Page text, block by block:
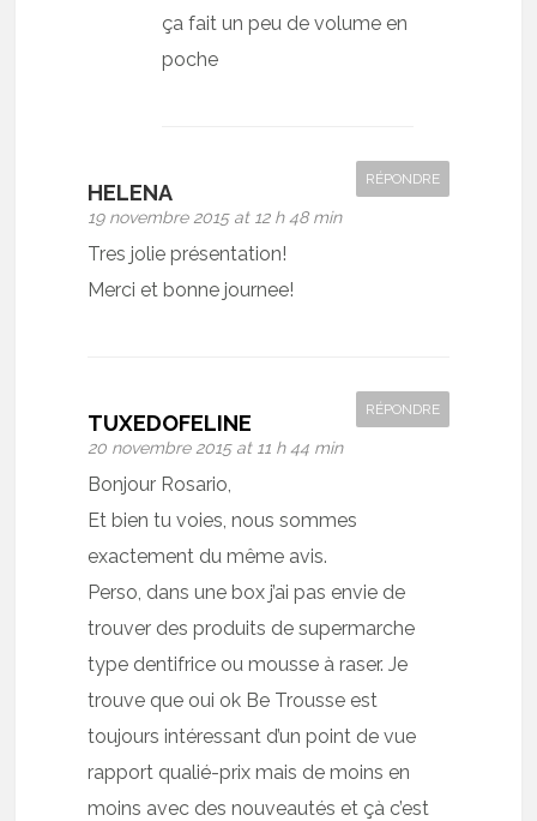
ça fait un peu de volume en
poche
HELENA
19 novembre 2015 at 12 h 48 min
RÉPONDRE
Tres jolie présentation!
Merci et bonne journee!
TUXEDOFELINE
20 novembre 2015 at 11 h 44 min
RÉPONDRE
Bonjour Rosario,
Et bien tu voies, nous sommes
exactement du même avis.
Perso, dans une box j’ai pas envie de
trouver des produits de supermarche
type dentifrice ou mousse à raser. Je
trouve que oui ok Be Trousse est
toujours intéressant d’un point de vue
rapport qualié-prix mais de moins en
moins avec des nouveautés et çà c’est